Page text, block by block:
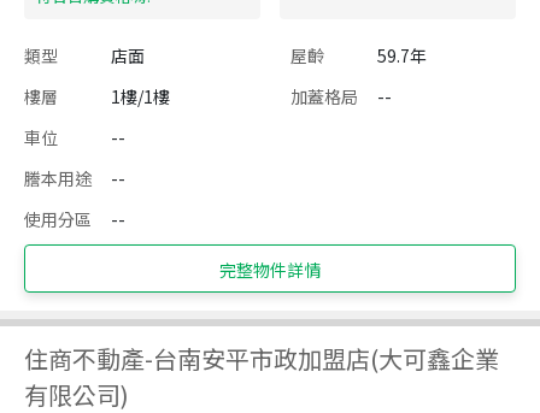
類型 店面 屋齡
59.7年
樓層
1樓/1樓 加蓋格局
--
車位
--
謄本用途
--
使用分區
--
完整物件詳情
住商不動產-台南安平市政加盟店(大可鑫企業
有限公司)